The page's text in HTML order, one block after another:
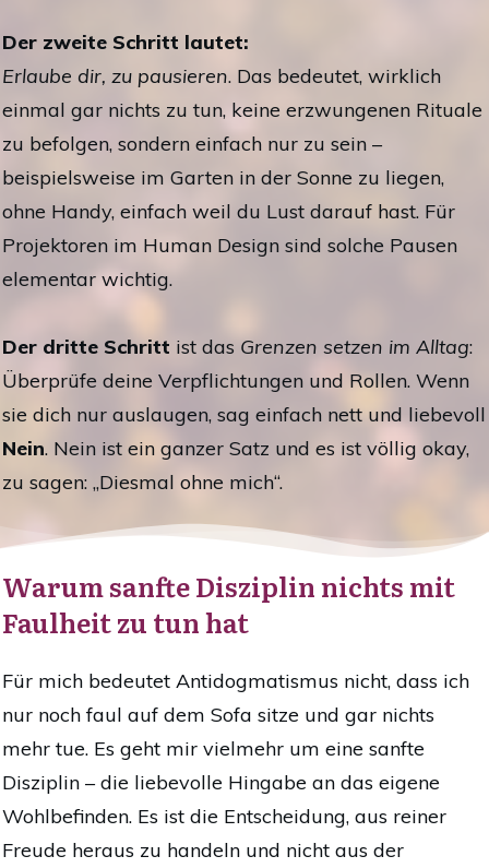
Der zweite Schritt lautet:
Erlaube dir, zu pausieren. Das bedeutet, wirklich
einmal gar nichts zu tun, keine erzwungenen Rituale
zu befolgen, sondern einfach nur zu sein –
beispielsweise im Garten in der Sonne zu liegen,
ohne Handy, einfach weil du Lust darauf hast. Für
Projektoren im Human Design sind solche Pausen
elementar wichtig.
Der dritte Schritt ist das Grenzen setzen im Alltag:
Überprüfe deine Verpflichtungen und Rollen. Wenn
sie dich nur auslaugen, sag einfach nett und liebevoll
Nein. Nein ist ein ganzer Satz und es ist völlig okay,
zu sagen: „Diesmal ohne mich“.
Warum sanfte Disziplin nichts mit
Faulheit zu tun hat
Für mich bedeutet Antidogmatismus nicht, dass ich
nur noch faul auf dem Sofa sitze und gar nichts
mehr tue. Es geht mir vielmehr um eine sanfte
Disziplin – die liebevolle Hingabe an das eigene
Wohlbefinden. Es ist die Entscheidung, aus reiner
Freude heraus zu handeln und nicht aus der